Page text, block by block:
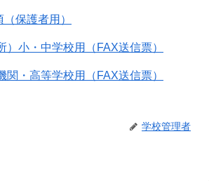
保護者用）
）小・中学校用（FAX送信票）
関・高等学校用（FAX送信票）
学校管理者